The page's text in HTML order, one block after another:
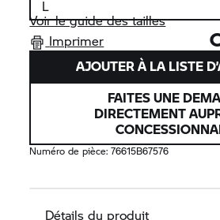
Voir le guide des tailles
Imprimer
AJOUTER À LA LISTE
FAITES UNE
DIRECTEMENT
Numéro de pièce:76615B67576
Détails du produit